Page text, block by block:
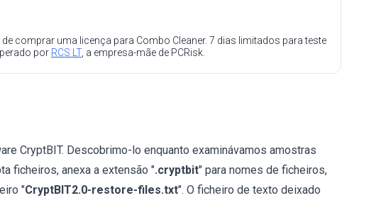
comprar uma licença para Combo Cleaner. 7 dias limitados para teste
por RCS LT, a empresa-mãe de PCRisk.
CryptBIT. Descobrimo-lo enquanto examinávamos amostras
ficheiros, anexa a extensão ".cryptbit" para nomes de ficheiros,
"CryptBIT2.0-restore-files.txt". O ficheiro de texto deixado